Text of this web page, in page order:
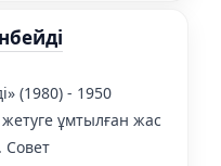
(1980) - 1950
ұмтылған жас
Совет